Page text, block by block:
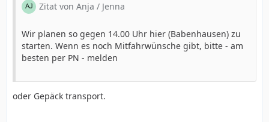
Zitat von Anja / Jenna
Wir planen so gegen 14.00 Uhr hier (Babenhausen) zu
starten. Wenn es noch Mitfahrwünsche gibt, bitte - am
besten per PN - melden
oder Gepäck transport.